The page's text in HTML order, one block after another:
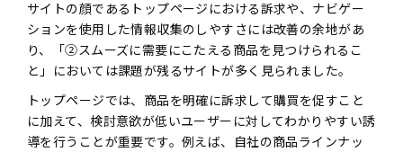
サイトの顔であるトップページにおける訴求や、ナビゲー
ションを使用した情報収集のしやすさには改善の余地があ
り、「②スムーズに需要にこたえる商品を見つけられるこ
と」においては課題が残るサイトが多く見られました。
トップページでは、商品を明確に訴求して購買を促すこと
に加えて、検討意欲が低いユーザーに対してわかりやすい誘
導を行うことが重要です。例えば、自社の商品ラインナッ